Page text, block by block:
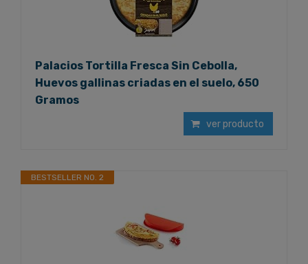
Palacios Tortilla Fresca Sin Cebolla,
Huevos gallinas criadas en el suelo, 650
Gramos
ver producto
BESTSELLER NO. 2